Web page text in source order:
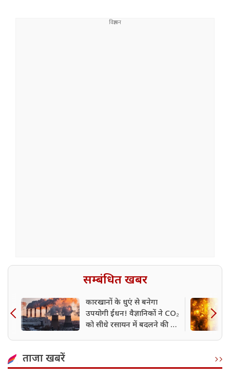
सम्बंधित खबर
कारखानों के धुएं से बनेगा
उपयोगी ईंधन! वैज्ञानिकों ने CO₂
को सीधे रसायन में बदलने की नई
ताजा खबरें